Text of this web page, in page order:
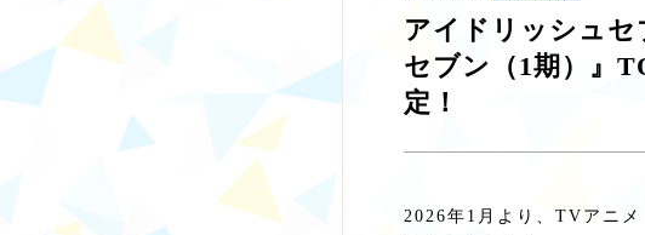
アイドリッシュ
セブン（1期）』
定！
2026年1月より、TVアニ